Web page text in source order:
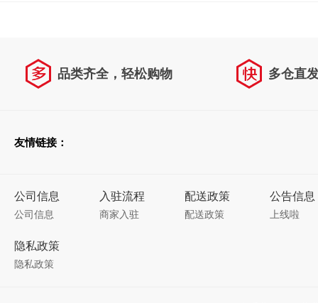
品类齐全，轻松购物 多仓直
友情链接：
公司信息
公司信息
入驻流程
商家入驻
配送政策
配送政策
公告信息
上线啦
隐私政策
隐私政策